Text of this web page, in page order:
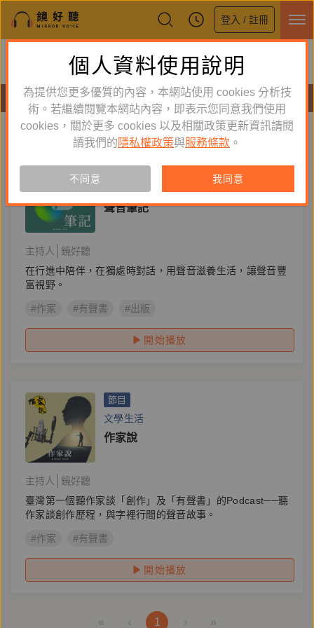
登入 / 註冊
鏡好聽全新APP上線
體驗全面升級，即刻下載
節目
有聲書 新到舊 舊到新
聲音筆記
主持人
鏡好聽
在行進中陪伴，在獨處時對話，用聲音滋養生活，讓聲音豐
富視野。
#作家 #有聲書 #出版
開始播放
節目
文學生活
作家說
主持人
鏡好聽
臺灣第一個聽作家談「創作」及「有聲書」的Podcast──聽
作家談創作歷程，與字裡行間的聲音故事。
#作家 #有聲書
開始播放
« ‹ 1 › »
個人資料使用說明
為提供您更多優質的內容，本網站使用 cookies 分析技
術。若繼續閱覽本網站內容，即表示您同意我們使用
cookies，關於更多 cookies 以及相關政策更新資訊請閱
讀我們的 隱私權政策與服務條款 。
不同意 我同意